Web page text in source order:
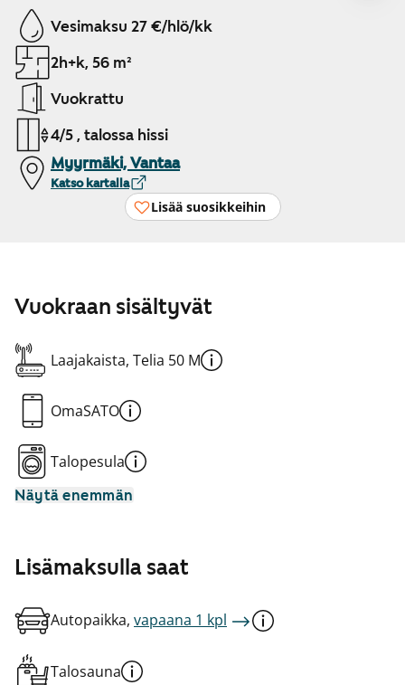
Näytetään dia 1 / 11
Vesimaksu 27 €/hlö/kk
2h+k, 56 m²
Vuokrattu
4/5 , talossa hissi
Myyrmäki, Vantaa
Katso kartalla
Lisää suosikkeihin
Vuokraan sisältyvät
Laajakaista, Telia 50 M
OmaSATO
Talopesula
Näytä enemmän
Lisämaksulla saat
Autopaikka, vapaana 1 kpl
Talosauna